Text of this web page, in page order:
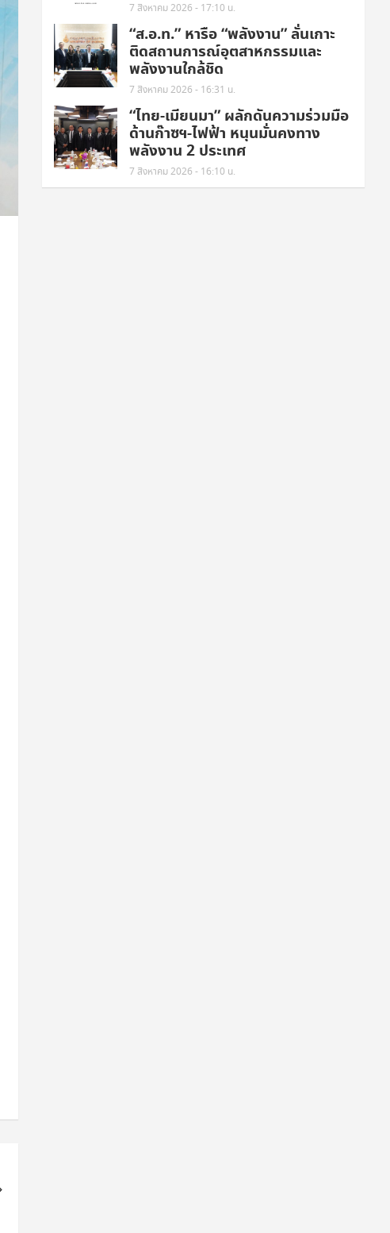
7 สิงหาคม 2026 - 17:10 น.
“ส.อ.ท.” หารือ “พลังงาน” ลั่นเกาะ
ติดสถานการณ์อุตสาหกรรมและ
พลังงานใกล้ชิด
7 สิงหาคม 2026 - 16:31 น.
“ไทย-เมียนมา” ผลักดันความร่วมมือ
ด้านก๊าซฯ-ไฟฟ้า หนุนมั่นคงทาง
พลังงาน 2 ประเทศ
7 สิงหาคม 2026 - 16:10 น.